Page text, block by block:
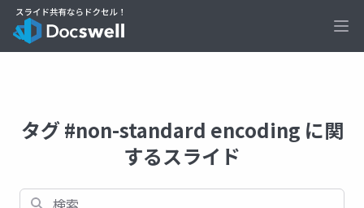
タグ #non-standard encoding に関
するスライド
検索